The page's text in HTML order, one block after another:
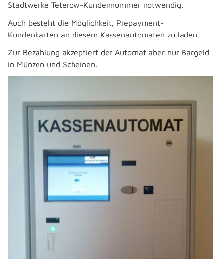
Stadtwerke Teterow-Kundennummer notwendig.
Auch besteht die Möglichkeit, Prepayment-
Kundenkarten an diesem Kassenautomaten zu laden.
Zur Bezahlung akzeptiert der Automat aber nur Bargeld
in Münzen und Scheinen.